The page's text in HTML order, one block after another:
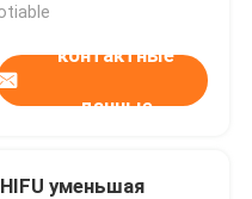
контактные
данные
уменьшая